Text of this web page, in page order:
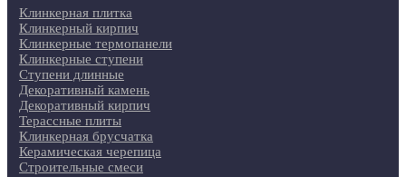
Клинкерная плитка
Клинкерный кирпич
Клинкерные термопанели
Клинкерные ступени
Ступени длинные
Декоративный камень
Декоративный кирпич
Терассные плиты
Клинкерная брусчатка
Керамическая черепица
Строительные смеси